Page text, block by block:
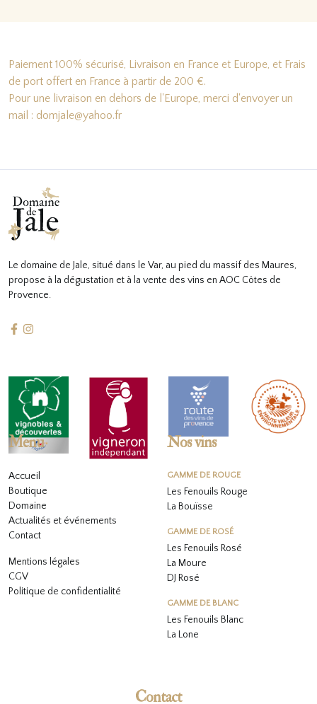
Paiement 100% sécurisé, Livraison en France et Europe, et Frais
de port offert en France à partir de 200 €.
Pour une livraison en dehors de l'Europe, merci d'envoyer un
mail : domjale@yahoo.fr
Le domaine de Jale, situé dans le Var, au pied du massif des Maures,
propose à la dégustation et à la vente des vins en AOC Côtes de
Provence.
Menu
Accueil
Boutique
Domaine
Actualités et événements
Contact
Mentions légales
CGV
Politique de confidentialité
Nos vins
GAMME DE ROUGE
Les Fenouils Rouge
La Bouïsse
GAMME DE ROSÉ
Les Fenouils Rosé
La Moure
DJ Rosé
GAMME DE BLANC
Les Fenouils Blanc
La Lone
Contact